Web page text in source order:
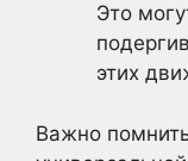
Это
этих
Важно